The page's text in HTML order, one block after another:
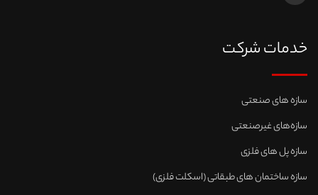
خدمات شرکت
سازه های صنعتی
سازه‌های غیرصنعتی
سازه پل های فلزی
سازه ساختمان های طبقاتی (اسکلت فلزی)